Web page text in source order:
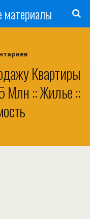
Квартиры
Млн :: Жилье ::